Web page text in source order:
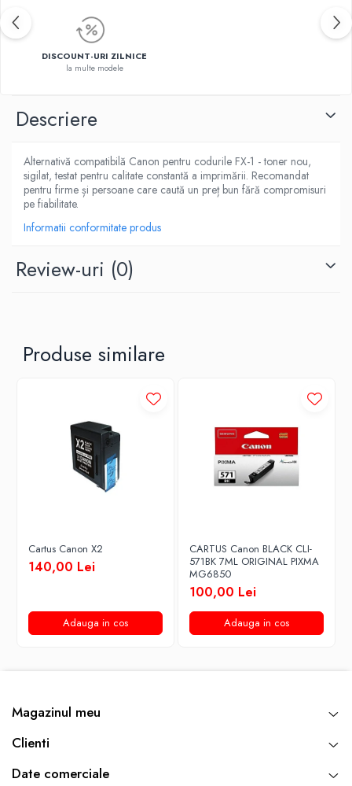
DISCOUNT-URI ZILNICE
la multe modele
Descriere
Alternativă compatibilă Canon pentru codurile FX-1 - toner nou,
sigilat, testat pentru calitate constantă a imprimării. Recomandat
pentru firme și persoane care caută un preț bun fără compromisuri
pe fiabilitate.
Informatii conformitate produs
Review-uri (0)
Produse similare
Cartus Canon X2
140,00 Lei
Adauga in cos
CARTUS Canon BLACK CLI-
571BK 7ML ORIGINAL PIXMA
MG6850
100,00 Lei
Adauga in cos
Magazinul meu
Clienti
Date comerciale